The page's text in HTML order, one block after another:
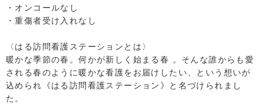
・オンコールなし
・重傷者受け入れなし
〈はる訪問看護ステーションとは〉
暖かな季節の春。何かが新しく始まる春 。そんな誰からも愛
される春のように暖かな看護をお届けしたい、という想いが
込められ《はる訪問看護ステーション》と名づけられまし
た。